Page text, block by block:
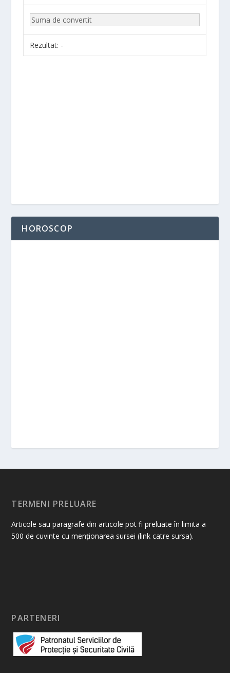
Rezultat: -
HOROSCOP
TERMENI PRELUARE
Articole sau paragrafe din articole pot fi preluate în limita a
500 de cuvinte cu menționarea sursei (link catre sursa).
PARTENERI